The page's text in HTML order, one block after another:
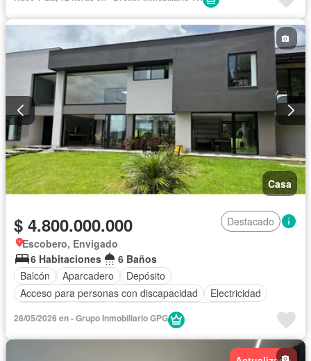
Casa
$ 4.800.000.000
Destacado
Escobero, Envigado
6 Habitaciones
6 Baños
Balcón
Aparcadero
Depósito
Acceso para personas con discapacidad
Electricidad
Cocina integral
Vista panorámica
Cuarto de servicio
28/05/2026 en - Grupo Inmobiliario GPG